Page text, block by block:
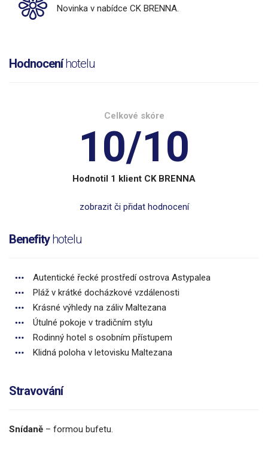
Novinka v nabídce CK BRENNA.
Hodnoceníhotelu
Celkové skóre
10/10
Hodnotil 1 klient CK BRENNA
zobrazit či přidat hodnocení
Benefityhotelu
Autentické řecké prostředí ostrova Astypalea
Pláž v krátké docházkové vzdálenosti
Krásné výhledy na záliv Maltezana
Útulné pokoje v tradičním stylu
Rodinný hotel s osobním přístupem
Klidná poloha v letovisku Maltezana
Stravování
Snídaně – formou bufetu.